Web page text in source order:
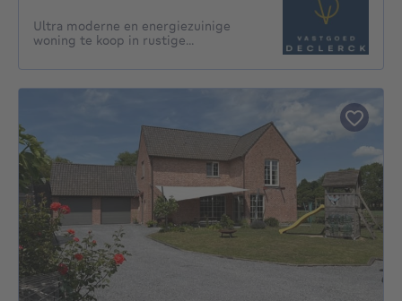
Ultra moderne en energiezuinige
woning te koop in rustige...